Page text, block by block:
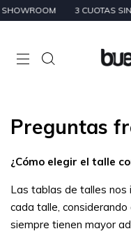
3 CUOTAS SIN
Preguntas
¿Cómo elegir el talle
Las tablas de talles nos
cada talle,
siempre tienen mayor